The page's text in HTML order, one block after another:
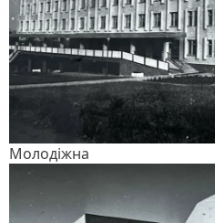
Молодіжна